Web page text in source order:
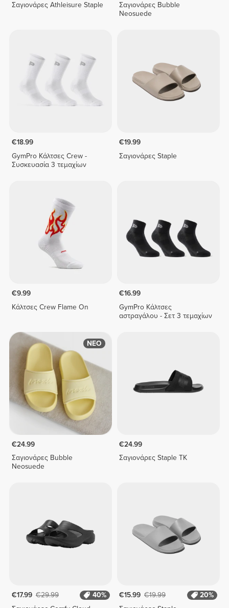
Σαγιονάρες Athleisure Staple
Σαγιονάρες Bubble
Neosuede
€18.99
GymPro Κάλτσες Crew -
Συσκευασία 3 τεμαχίων
€19.99
Σαγιονάρες Staple
€9.99
Κάλτσες Crew Flame On
€16.99
GymPro Κάλτσες
αστραγάλου - Σετ 3 τεμαχίων
ΝΕΟ
€24.99
Σαγιονάρες Bubble
Neosuede
€24.99
Σαγιονάρες Staple TK
€17.99 €29.99
40%
€15.99 €19.99
20%